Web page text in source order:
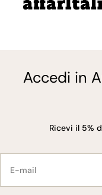
Accedi in
Ricevi il 5%
mail